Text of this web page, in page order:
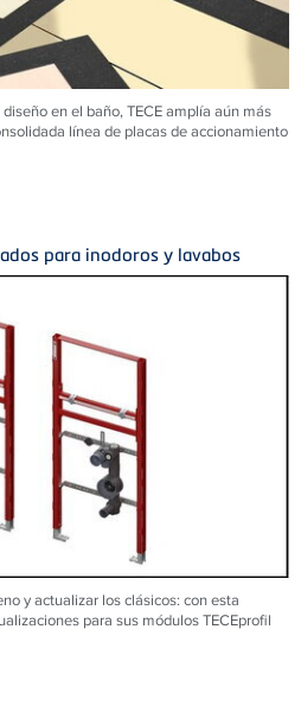
en el baño, TECE amplía aún más
línea de placas de accionamiento
para inodoros y lavabos
y actualizar los clásicos: con esta
para sus módulos TECEprofil